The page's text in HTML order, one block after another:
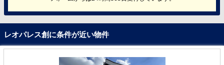
レオパレス創に条件が近い物件